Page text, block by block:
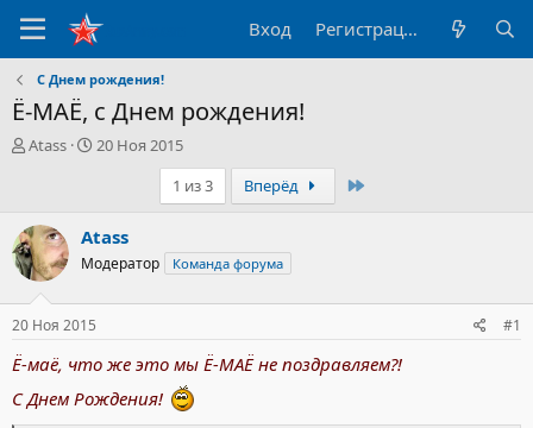
Вход Регистрация
С Днем рождения!
Ё-МАЁ, с Днем рождения!
А
р
т
е
м
ы
Atass
Д
н
а
ч
20 Ноя 2015
1 из 3
Вперёд
Atass
Модератор Команда форума
20 Ноя 2015 #1
Ё-маё, что же это мы Ё-МАЁ не поздравляем?!
С Днем Рождения!